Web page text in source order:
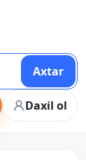
Axtar
Daxil ol